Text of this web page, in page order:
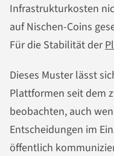
Infrastrukturkosten
auf Nischen-Coins
Für die Stabilität der
Dieses Muster lässt
Plattformen seit dem
beobachten, auch
Entscheidungen im
öffentlich